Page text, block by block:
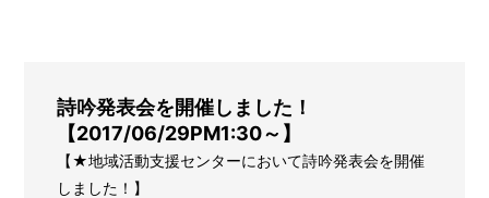
詩吟発表会を開催しました！
【2017/06/29PM1:30～】
【★地域活動支援センターにおいて詩吟発表会を開催
しました！】